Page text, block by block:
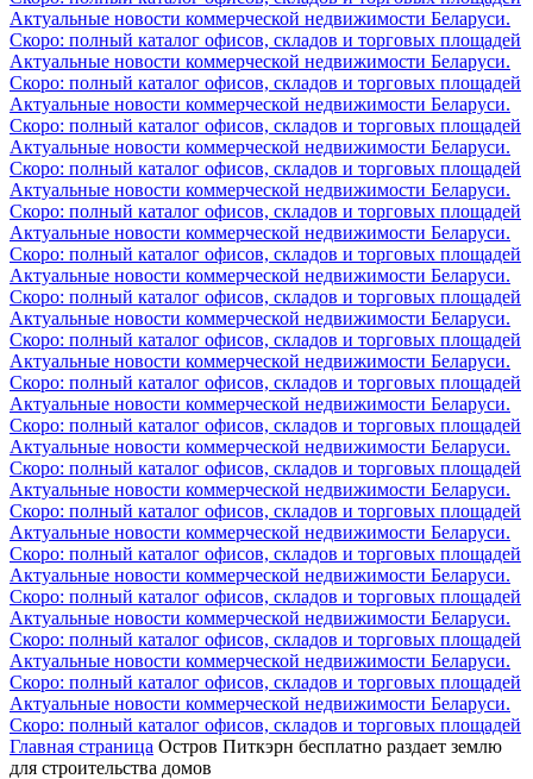
Актуальные новости коммерческой недвижимости Беларуси.
Скоро: полный каталог офисов, складов и торговых площадей
Актуальные новости коммерческой недвижимости Беларуси.
Скоро: полный каталог офисов, складов и торговых площадей
Актуальные новости коммерческой недвижимости Беларуси.
Скоро: полный каталог офисов, складов и торговых площадей
Актуальные новости коммерческой недвижимости Беларуси.
Скоро: полный каталог офисов, складов и торговых площадей
Актуальные новости коммерческой недвижимости Беларуси.
Скоро: полный каталог офисов, складов и торговых площадей
Актуальные новости коммерческой недвижимости Беларуси.
Скоро: полный каталог офисов, складов и торговых площадей
Актуальные новости коммерческой недвижимости Беларуси.
Скоро: полный каталог офисов, складов и торговых площадей
Актуальные новости коммерческой недвижимости Беларуси.
Скоро: полный каталог офисов, складов и торговых площадей
Актуальные новости коммерческой недвижимости Беларуси.
Скоро: полный каталог офисов, складов и торговых площадей
Актуальные новости коммерческой недвижимости Беларуси.
Скоро: полный каталог офисов, складов и торговых площадей
Актуальные новости коммерческой недвижимости Беларуси.
Скоро: полный каталог офисов, складов и торговых площадей
Актуальные новости коммерческой недвижимости Беларуси.
Скоро: полный каталог офисов, складов и торговых площадей
Актуальные новости коммерческой недвижимости Беларуси.
Скоро: полный каталог офисов, складов и торговых площадей
Актуальные новости коммерческой недвижимости Беларуси.
Скоро: полный каталог офисов, складов и торговых площадей
Актуальные новости коммерческой недвижимости Беларуси.
Скоро: полный каталог офисов, складов и торговых площадей
Актуальные новости коммерческой недвижимости Беларуси.
Скоро: полный каталог офисов, складов и торговых площадей
Актуальные новости коммерческой недвижимости Беларуси.
Скоро: полный каталог офисов, складов и торговых площадей
Главная страница Остров Питкэрн бесплатно раздает землю
для строительства домов